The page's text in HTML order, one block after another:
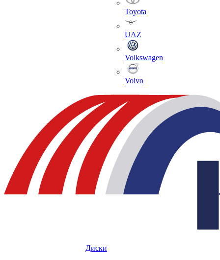
Toyota
UAZ
Volkswagen
Volvo
Диски